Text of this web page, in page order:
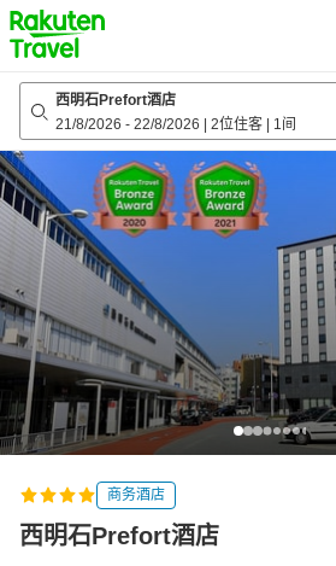
to
top
page
西明石Prefort酒店
21/8/2026 - 22/8/2026 2位住客 1间
商务酒店
西明石Prefort酒店